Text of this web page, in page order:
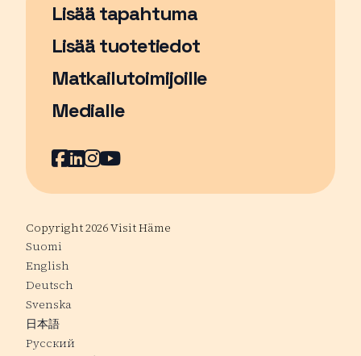
Lisää tapahtuma
Sivu avautuu uudessa ikkunassa
Lisää tuotetiedot
Matkailutoimijoille
Medialle
Facebook
Sivu avautuu uudessa ikkunassa
LinkedIn
Sivu avautuu uudessa ikkunassa
Instagram
Sivu avautuu uudessa
YouTube
Sivu avautuu uudessa
Copyright 2026 Visit Häme
Suomi
English
Deutsch
Svenska
日本語
Русский